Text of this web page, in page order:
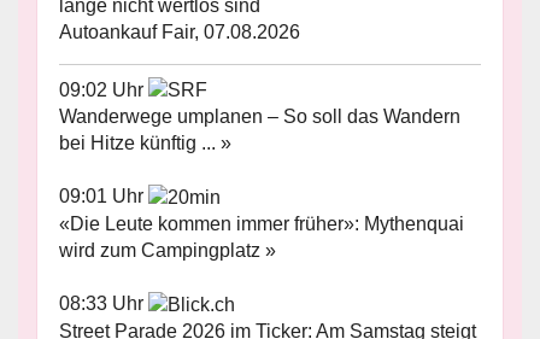
lange nicht wertlos sind
Autoankauf Fair, 07.08.2026
09:02 Uhr
Wanderwege umplanen – So soll das Wandern
bei Hitze künftig ... »
09:01 Uhr
«Die Leute kommen immer früher»: Mythenquai
wird zum Campingplatz »
08:33 Uhr
Street Parade 2026 im Ticker: Am Samstag steigt